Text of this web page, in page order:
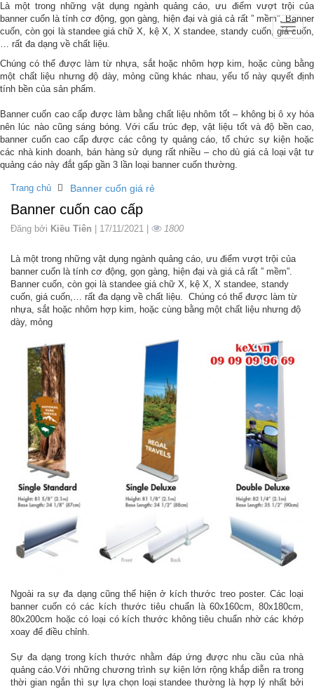
Là một trong những vật dụng ngành quảng cáo, ưu điểm vượt trội của
banner cuốn là tính cơ động, gọn gàng, hiện đại và giá cả rất ” mềm”. Banner
cuốn, còn gọi là standee giá chữ X, kệ X, X standee, standy cuốn, giá cuốn,
… rất đa dạng về chất liệu.
Chúng có thể được làm từ nhựa, sắt hoặc nhôm hợp kim, hoặc cùng bằng
một chất liệu nhưng độ dày, mỏng cũng khác nhau, yếu tố này quyết định
tính bền của sản phẩm.
Banner cuốn cao cấp được làm bằng chất liệu nhôm tốt – không bị ô xy hóa
nên lúc nào cũng sáng bóng. Với cấu trúc đẹp, vật liệu tốt và độ bền cao,
banner cuốn cao cấp được các công ty quảng cáo, tổ chức sự kiện hoặc
các nhà kinh doanh, bán hàng sử dụng rất nhiều – cho dù giá cả loại vật tư
quảng cáo này đắt gấp gần 3 lần loại banner cuốn thường.
Trang chủ Banner cuốn giá rẻ
Banner cuốn cao cấp
Đăng bởi Kiều Tiên | 17/11/2021 | 1800
Là một trong những vật dụng ngành quảng cáo, ưu điểm vượt trội của
banner cuốn là tính cơ động, gọn gàng, hiện đại và giá cả rất ” mềm”.
Banner cuốn, còn gọi là standee giá chữ X, kệ X, X standee, standy
cuốn, giá cuốn,… rất đa dạng về chất liệu. Chúng có thể được làm từ
nhựa, sắt hoặc nhôm hợp kim, hoặc cùng bằng một chất liệu nhưng độ
dày, mỏng
Ngoài ra sự đa dạng cũng thể hiện ở kích thước treo poster. Các loại
banner cuốn có các kích thước tiêu chuẩn là 60x160cm, 80x180cm,
80x200cm hoặc có loại có kích thước không tiêu chuẩn nhờ các khớp
xoay để điều chỉnh.
Sự đa dạng trong kích thước nhằm đáp ứng được nhu cầu của nhà
quảng cáo.Với những chương trình sự kiện lớn rộng khắp diễn ra trong
thời gian ngắn thì sự lựa chọn loại standee thường là hợp lý nhất bởi
Toggle